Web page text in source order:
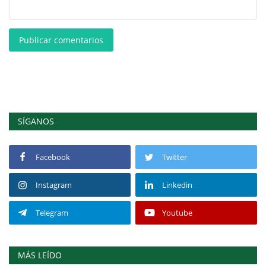
Publicar comentarios
SÍGANOS
Facebook Twitter
Instagram Linkedin
Telegram Youtube
MÁS LEÍDO